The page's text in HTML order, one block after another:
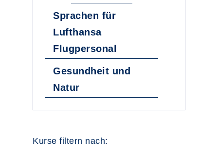
Sprachen für
Lufthansa
Flugpersonal
Gesundheit und
Natur
Kurse filtern nach: